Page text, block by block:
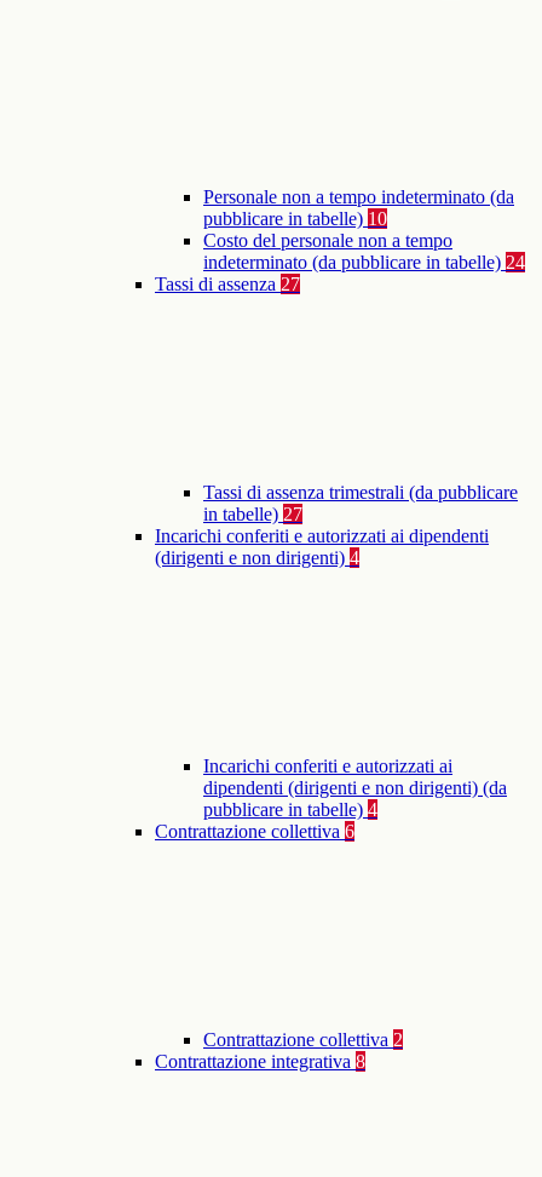
Personale non a tempo indeterminato (da
pubblicare in tabelle) 10
Costo del personale non a tempo
indeterminato (da pubblicare in tabelle) 24
Tassi di assenza 27
Tassi di assenza trimestrali (da pubblicare
in tabelle) 27
Incarichi conferiti e autorizzati ai dipendenti
(dirigenti e non dirigenti) 4
Incarichi conferiti e autorizzati ai
dipendenti (dirigenti e non dirigenti) (da
pubblicare in tabelle) 4
Contrattazione collettiva 6
Contrattazione collettiva 2
Contrattazione integrativa 8